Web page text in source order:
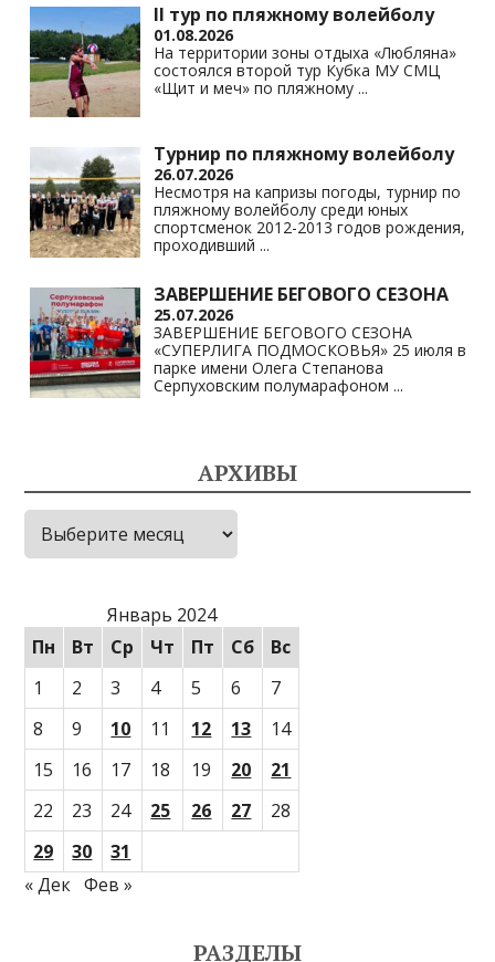
II тур по пляжному волейболу
01.08.2026
На территории зоны отдыха «Любляна»
состоялся второй тур Кубка МУ СМЦ
«Щит и меч» по пляжному ...
Турнир по пляжному волейболу
26.07.2026
Несмотря на капризы погоды, турнир по
пляжному волейболу среди юных
спортсменок 2012-2013 годов рождения,
проходивший ...
ЗАВЕРШЕНИЕ БЕГОВОГО СЕЗОНА
25.07.2026
ЗАВЕРШЕНИЕ БЕГОВОГО СЕЗОНА
«СУПЕРЛИГА ПОДМОСКОВЬЯ» 25 июля в
парке имени Олега Степанова
Серпуховским полумарафоном ...
АРХИВЫ
Архивы
Январь 2024
Пн
Вт Ср Чт Пт Сб
Вс
1
2 3 4 5 6
7
8
9 10 11 12 13
14
15
16 17 18 19 20
21
22
23 24 25 26 27
28
29
30
31
« Дек Фев »
РАЗДЕЛЫ